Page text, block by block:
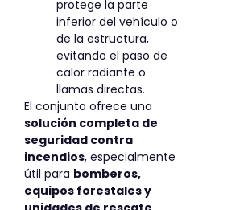
protege la parte
inferior del vehículo o
de la estructura,
evitando el paso de
calor radiante o
llamas directas.
El conjunto ofrece una
solución completa de
seguridad contra
incendios, especialmente
útil para bomberos,
equipos forestales y